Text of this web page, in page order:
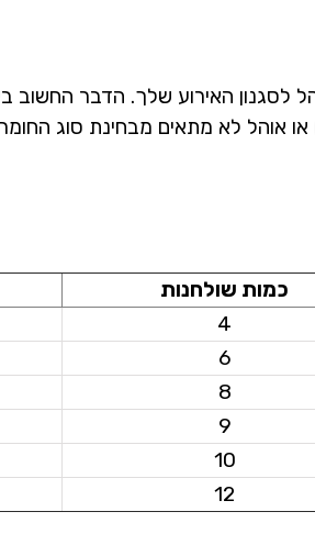
לסגנון האירוע שלך. הדבר החשוב
או אוהל לא מתאים מבחינת סוג
כמות שולחנות
4
6
8
9
10
12